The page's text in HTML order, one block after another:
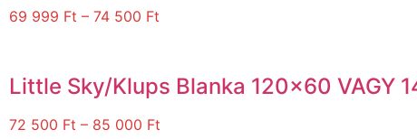
69 999 Ft – 74 500 Ft
Little Sky/Klups Blanka 120×60 VAGY
72 500 Ft – 85 000 Ft